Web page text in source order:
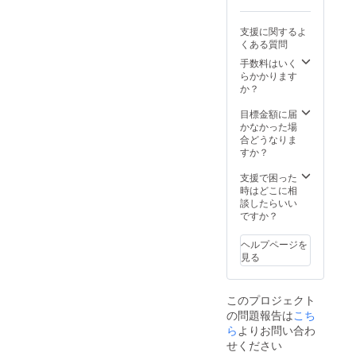
支援に関するよ
くある質問
手数料はいく
らかかります
か？
目標金額に届
かなかった場
合どうなりま
すか？
支援で困った
時はどこに相
談したらいい
ですか？
ヘルプページを
見る
このプロジェクト
の問題報告はこち
らよりお問い合わ
せください